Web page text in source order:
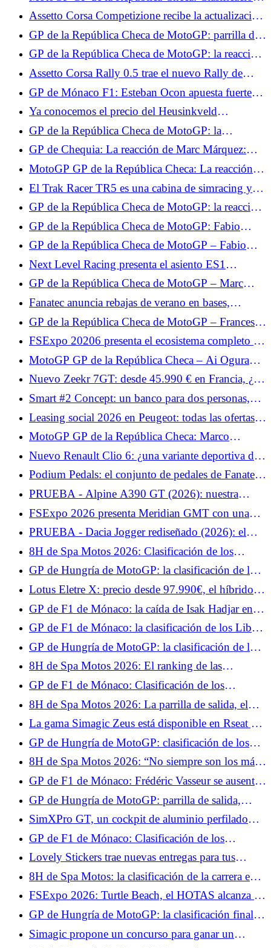
Jorge Martín también
de los Libres 2, Raúl Fernández domina, Fabio
Quartararo cerca del Top 10
Assetto Corsa Competizione recibe la actualización
GTWC 2025 para PS5 y Xbox.
GP de la República Checa de MotoGP: parrilla de
salida, Ai Ogura impresionante, Fabio Quartararo
en 15º lugar
GP de la República Checa de MotoGP: la reacción
de Ai Ogura tras su primera pole position
Assetto Corsa Rally 0.5 trae el nuevo Rally de
Grecia y servidores multijugador.
GP de Mónaco F1: Esteban Ocon apuesta fuerte
por la clasificación este fin de semana
Ya conocemos el precio del Heusinkveld
DisplayDash.
GP de la República Checa de MotoGP: la
clasificación final de la carrera al sprint, Francesco
Bagnaia imperial, Fabio Quartararo no pudo hacer
nada
GP de Chequia: La reacción de Marc Márquez:
"Muy contento con este 3º puesto"
MotoGP GP de la República Checa: La reacción
de Ai Ogura "Mañana tendré otra oportunidad"
El Trak Racer TR5 es una cabina de simracing y
simulación de vuelo de gama de entrada.
GP de la República Checa de MotoGP: la reacción
de Francesco Bagnaia "Espero que mañana sea
igual de bueno"
GP de la República Checa de MotoGP: Fabio
Quartararo dimitió tras la carrera al sprint: “No hay
nada que esperar para mañana”
GP de la República Checa de MotoGP – Fabio
Quartararo fatalista tras la carrera: “No sentimos el
límite”
Next Level Racing presenta el asiento ES1
Hypercool para el simracing en plena canícula.
GP de la República Checa de MotoGP – Marc
Márquez, exhausto al final de la carrera: “La moto
estaba ahí pero yo estaba vacía”
Fanatec anuncia rebajas de verano en bases,
volantes, cabinas, pedales y packs.
GP de la República Checa de MotoGP – Francesco
Bagnaia indefenso ante Marc Márquez: “Mi ritmo
no era lo suficientemente rápido”
FSExpo 20206 presenta el ecosistema completo de
Moza Flight.
MotoGP GP de la República Checa – Ai Ogura
reconoce la superioridad de Marc Márquez: “Tenía
algo extra”
Nuevo Zeekr 7GT: desde 45.990 € en Francia, ¿un
precio agresivo para el shooting Brake eléctrico?
Smart #2 Concept: un banco para dos personas,
inesperado para un miniauto urbano eléctrico
Leasing social 2026 en Peugeot: todas las ofertas y
alquileres de los Peugeot e-208, e-2008 y e-308
MotoGP GP de la República Checa: Marco
Bezzecchi quiere revancha en Brno tras su caída en
Hungría
Nuevo Renault Clio 6: ¿una variante deportiva de
200 CV en preparación?
Podium Pedals: el conjunto de pedales de Fanatec
llega en unos días.
PRUEBA - Alpine A390 GT (2026): nuestra
opinión sobre... Prueba del miércoles 3 de junio de
2026
FSExpo 2026 presenta Meridian GMT con una
visión distinta del FlightSim.
PRUEBA - Dacia Jogger rediseñado (2026): el
híbrido... Prueba jueves 4 de junio de 2026
8H de Spa Motos 2026: Clasificación de los
entrenamientos libres, el YART parte con el viento
a favor
GP de Hungría de MotoGP: la clasificación de los
Libres 1, Quartararo a las puertas del Top 10,
Márquez empieza bien
Lotus Eletre X: precio desde 97.990€, el híbrido
enchufable más barato que el eléctrico
GP de F1 de Mónaco: la caída de Isak Hadjar en
vídeo, rompió su suspensión
GP de F1 de Mónaco: la clasificación de los Libres
1, Leclerc y Hamilton dominan la competición,
Hadjar en el muro
GP de Hungría de MotoGP: la clasificación de los
test, decepción para Fabio Quartararo, se pierde la
Q2 por un pelo
8H de Spa Motos 2026: El ranking de las
Calificaciones 1, el BMW n°27 en la pole
provisional en casa
GP de F1 de Mónaco: Clasificación de los
entrenamientos libres 2, Lewis Hamilton confirma,
Isack Hadjar recupera su nivel
8H de Spa Motos 2026: La parrilla de salida, el
BMW nº37 en la pole en casa
La gama Simagic Zeus está disponible en Rseat y
The French Simracer con nuestro código
promocional.
GP de Hungría de MotoGP: clasificación de los
entrenamientos libres 2, Fabio Quartararo en
dificultades antes de la clasificación
8H de Spa Motos 2026: “No siempre son los más
rápidos los que ganan en Resistencia”, el análisis
de Xavier Siméon, campeón del EWC 2021
GP de F1 de Mónaco: Frédéric Vasseur se ausentó
con Ferrari el sábado por motivos médicos
GP de Hungría de MotoGP: parrilla de salida,
Fabio Quartararo sólo 15º, Marc Márquez consigue
la pole
SimXPro GT, un cockpit de aluminio perfilado
que busca ser accesible
GP de F1 de Mónaco: Clasificación de los
entrenamientos libres 3, Kimi Antonelli toma el
control, Isack Hadjar en el Top 10
Lovely Stickers trae nuevas entregas para tus
volantes y tus setups.
8H de Spa Motos: la clasificación de la carrera en
H+2, el BMW nº37 conserva el liderato
FSExpo 2026: Turtle Beach, el HOTAS alcanza la
madurez.
GP de Hungría de MotoGP: la clasificación final
de la carrera al sprint, Marc Márquez imperial,
Fabio Quartararo no pudo hacer nada
Simagic propone un concurso para ganar un